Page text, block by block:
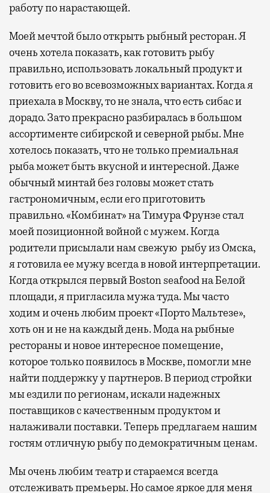
работу по нарастающей.
Моей мечтой было открыть рыбный ресторан. Я
очень хотела показать, как готовить рыбу
правильно, использовать локальный продукт и
готовить его во всевозможных вариантах. Когда я
приехала в Москву, то не знала, что есть сибас и
дорадо. Зато прекрасно разбиралась в большом
ассортименте сибирской и северной рыбы. Мне
хотелось показать, что не только премиальная
рыба может быть вкусной и интересной. Даже
обычный минтай без головы может стать
гастрономичным, если его приготовить
правильно. «Комбинат» на Тимура Фрунзе стал
моей позиционной войной с мужем. Когда
родители присылали нам свежую рыбу из Омска,
я готовила ее мужу всегда в новой интерпретации.
Когда открылся первый Boston seafood на Белой
площади, я пригласила мужа туда. Мы часто
ходим и очень любим проект «Порто Мальтезе»,
хоть он и не на каждый день. Мода на рыбные
рестораны и новое интересное помещение,
которое только появилось в Москве, помогли мне
найти поддержку у партнеров. В период стройки
мы ездили по регионам, искали надежных
поставщиков с качественным продуктом и
налаживали поставки. Теперь предлагаем нашим
гостям отличную рыбу по демократичным ценам.
Мы очень любим театр и стараемся всегда
отслеживать премьеры. Но самое яркое для меня